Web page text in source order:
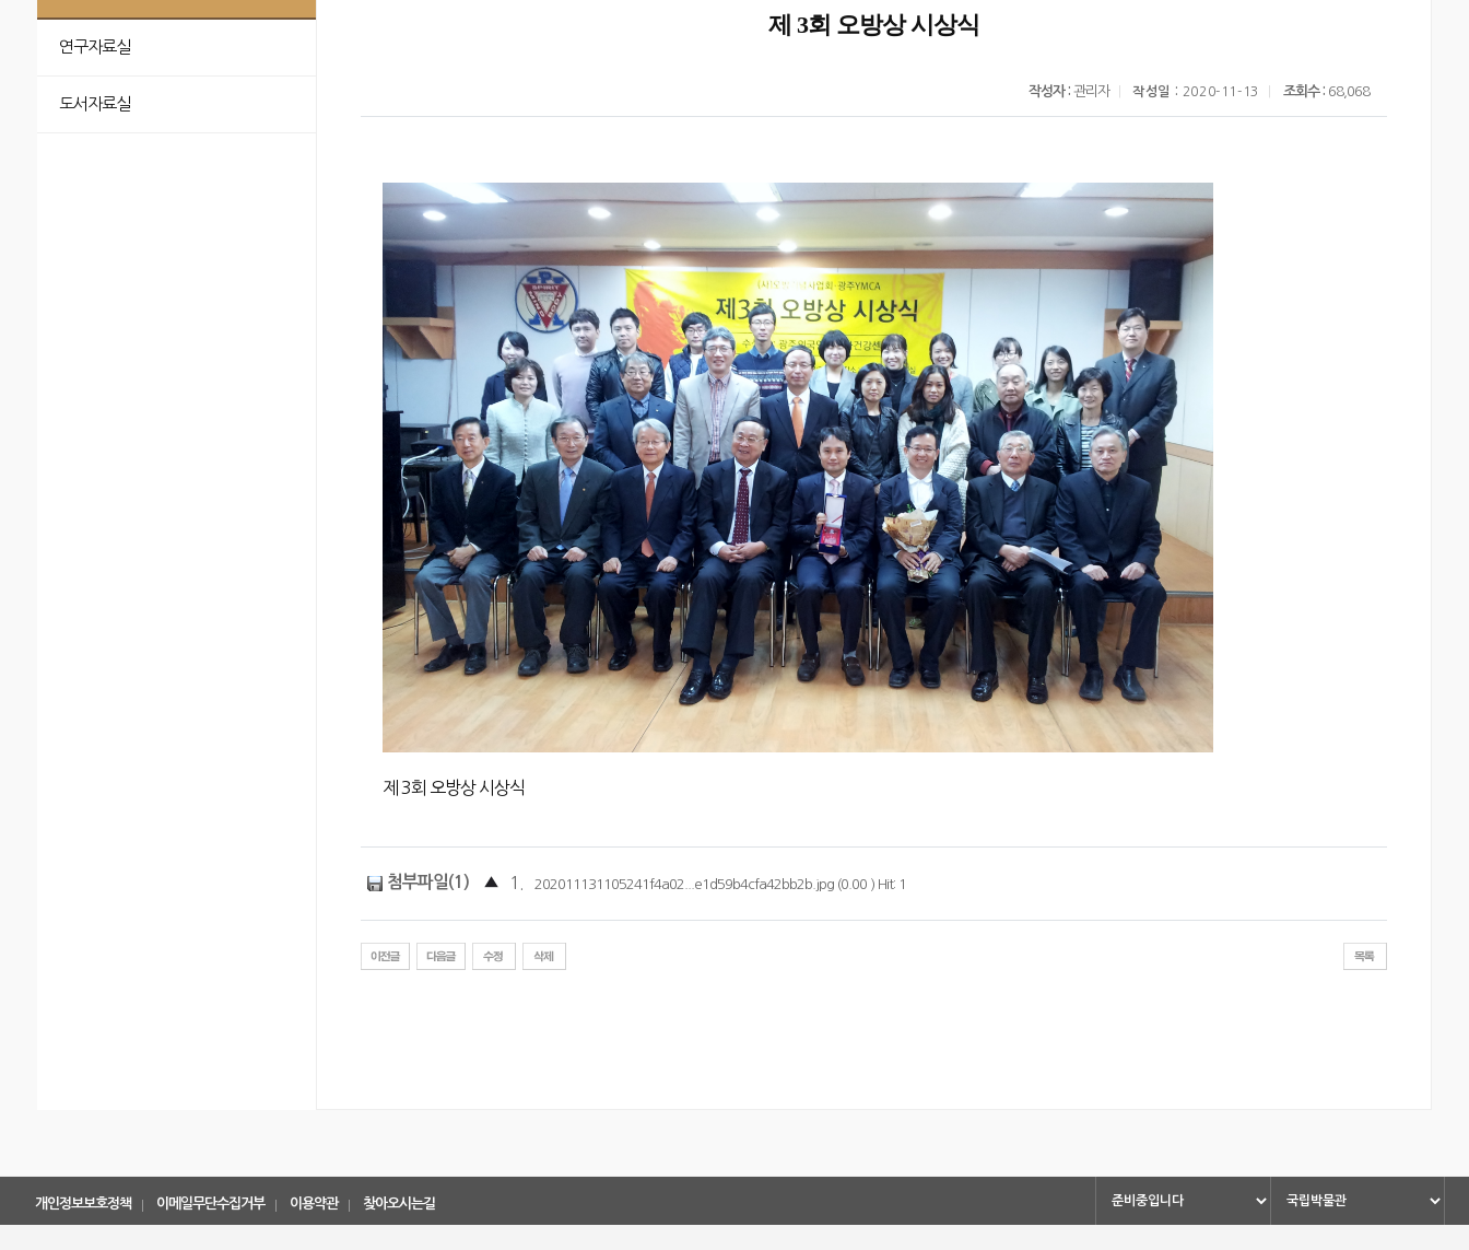
연구자료실
도서자료실
제 3회 오방상 시상식
작성자 :관리자 작성일 : 2020-11-13 조회수 : 68,068
제 3회 오방상 시상식
첨부파일(1) ▲ 1. 202011131105241f4a02...e1d59b4cfa42bb2b.jpg (0.00 ) Hit: 1
개인정보보호정책 이메일무단수집거부 이용약관 찾아오시는길